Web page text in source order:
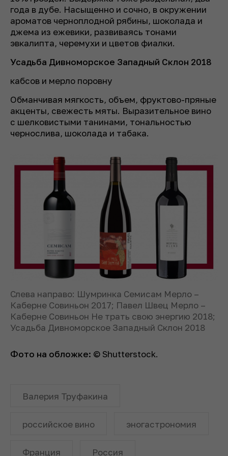
года в дубе. Насыщенно и сочно, в окружении
ароматов черноплодной рябины, шоколада и
джема из ежевики, развиваясь тонами
эвкалипта, черемухи и цветов фиалки.
Усадьба Дивноморское Западный Склон 2018
кабсов и мерло поровну
Обманчивая мягкость, объем, фруктово-пряные
акценты, свежесть мяты. Выразительное вино
с шелковистыми танинами, тональностью
чернослива, шоколада и табака.
Слева направо: Шумринка Семисам Мерло –
Каберне Совиньон 2017; Павел Швец Мерло –
Каберне Совиньон Не трать свою энергию 2018;
Усадьба Дивноморское Западный Склон 2018
Фото на обложке: © Shutterstock.
Валерия Труфакина
российское вино эногастрономия
Франция Россия